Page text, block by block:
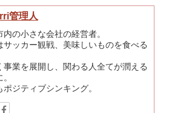
管理人
内の小さな会社の経営者。
サッカー観戦、美味しいものを食べる
事業を展開し、関わる人全てが潤える
ポジティブシンキング。